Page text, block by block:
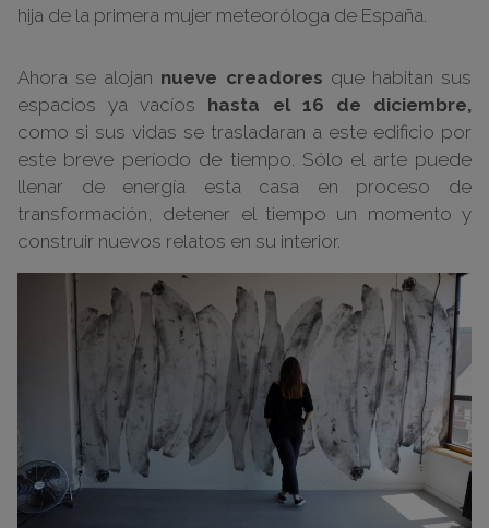
hija de la primera mujer meteoróloga de España.
Ahora se alojan nueve creadores que habitan sus
espacios ya vacíos hasta el 16 de diciembre,
como si sus vidas se trasladaran a este edificio por
este breve período de tiempo. Sólo el arte puede
llenar de energía esta casa en proceso de
transformación, detener el tiempo un momento y
construir nuevos relatos en su interior.